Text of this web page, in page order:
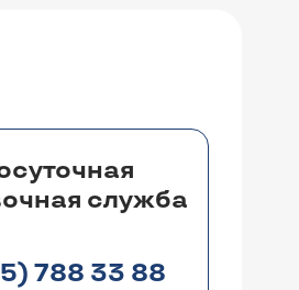
служба
788 33 88